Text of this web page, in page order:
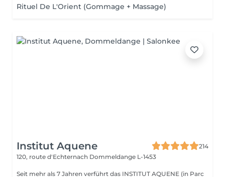
Rituel De L'Orient (Gommage + Massage)
Institut Aquene
214
120, route d'Echternach Dommeldange L-1453
Seit mehr als 7 Jahren verführt das INSTITUT AQUENE (in Parc